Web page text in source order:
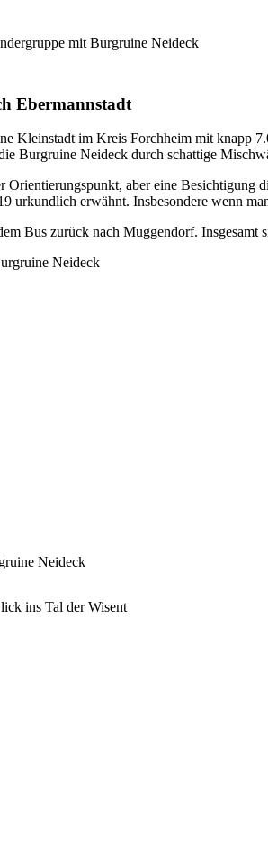
mit Burgruine Neideck
Ebermannstadt
Kleinstadt im Kreis Forchheim mit knapp
Burgruine Neideck durch schattige
aber eine Besichtigung
urkundlich erwähnt. Insbesondere wenn
Bus zurück nach Muggendorf.
Neideck